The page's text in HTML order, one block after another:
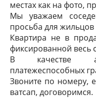
местах как на фото,
Мы уважаем
просьба для
Квартира не в
фиксированной весь
В качестве
платежеспособных
Звоните по номеру,
ватсап, договоримся.